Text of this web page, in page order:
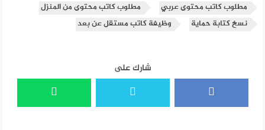
مطلوب كاتب محتوى عربي
مطلوب كاتب محتوى من المنزل
نسخ كتابة حماية
وظيفة كاتب مستقل عن بعد
شارك على